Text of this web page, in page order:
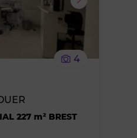
supprimer
le
4
227 m² BREST